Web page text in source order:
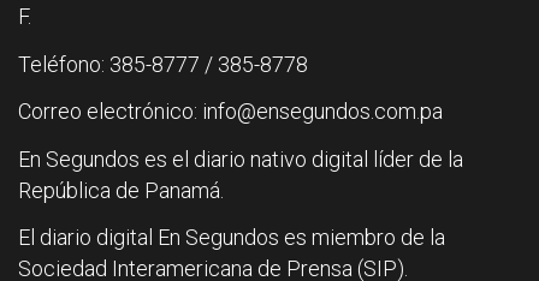
F.
Teléfono: 385-8777 / 385-8778
Correo electrónico: info@ensegundos.com.pa
En Segundos es el diario nativo digital líder de la
República de Panamá.
El diario digital En Segundos es miembro de la
Sociedad Interamericana de Prensa (SIP).